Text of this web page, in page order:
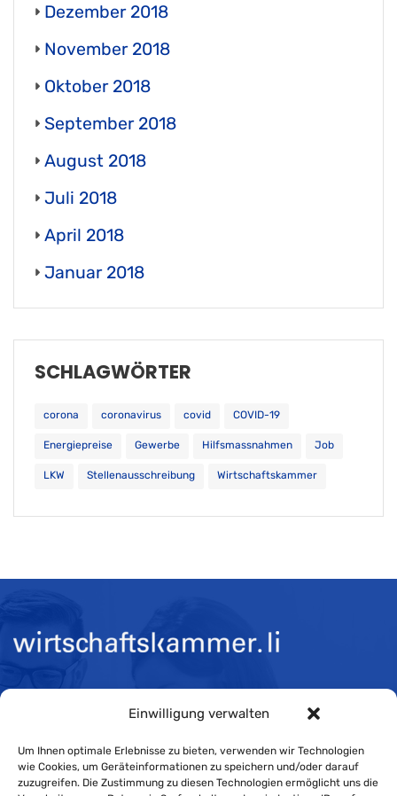
Einwilligung verwalten
Um Ihnen optimale Erlebnisse zu bieten, verwenden wir Technologien
wie Cookies, um Geräteinformationen zu speichern und/oder darauf
zuzugreifen. Die Zustimmung zu diesen Technologien ermöglicht uns die
Dezember 2018
November 2018
Oktober 2018
September 2018
August 2018
Juli 2018
April 2018
Januar 2018
SCHLAGWÖRTER
corona coronavirus covid COVID-19
Energiepreise Gewerbe Hilfsmassnahmen Job
LKW Stellenausschreibung Wirtschaftskammer
Mo-Do 08:00 bis 11:30 und 13:30 bis 16:30 Uhr
Fr 08:00 bis 11:30 und 13:30 bis 16:00 Uhr